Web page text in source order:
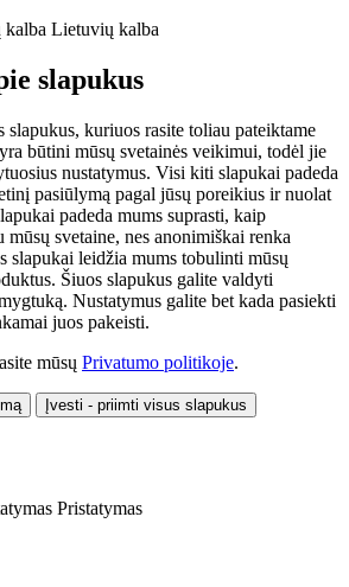
Lietuvių kalba
slapukus
slapukus, kuriuos rasite toliau pateiktame
būtini mūsų svetainės veikimui, todėl jie
nustatymus. Visi kiti slapukai padeda
pasiūlymą pagal jūsų poreikius ir nuolat
padeda mums suprasti, kaip
svetaine, nes anonimiškai renka
slapukai leidžia mums tobulinti mūsų
Šiuos slapukus galite valdyti
Nustatymus galite bet kada pasiekti
juos pakeisti.
mūsų Privatumo politikoje.
Įvesti - priimti visus slapukus
Pristatymas